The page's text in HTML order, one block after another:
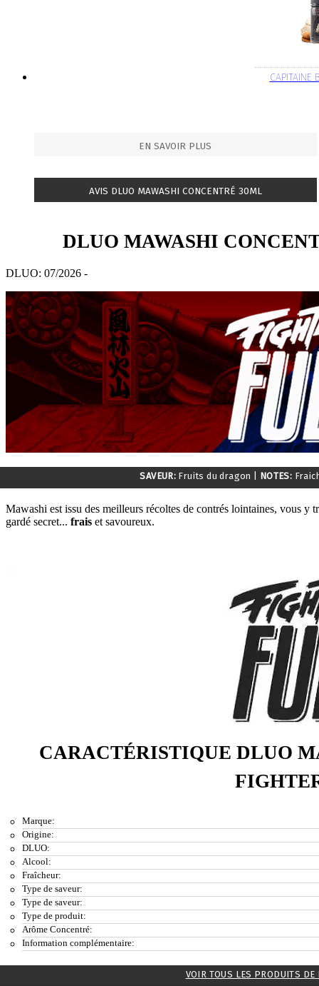
CAPITAINE
EN SAVOIR PLUS
AVIS DLUO MAWASHI CONCENTRÉ 30ML
DLUO MAWASHI
DLUO: 07/2026 -
SAVEUR: Fruits du dragon NOTES:
Mawashi est issu des meilleurs récoltes de contrés lointaines, vous y
gardé secret... frais et savoureux.
CARACTÉRISTIQUE DLUO
Marque:
Origine:
DLUO:
Alcool:
Fraîcheur:
Type de saveur:
Type de saveur:
Type de produit:
Arôme Concentré:
Information complémentaire:
VOIR TOUS LES PRODUITS DE